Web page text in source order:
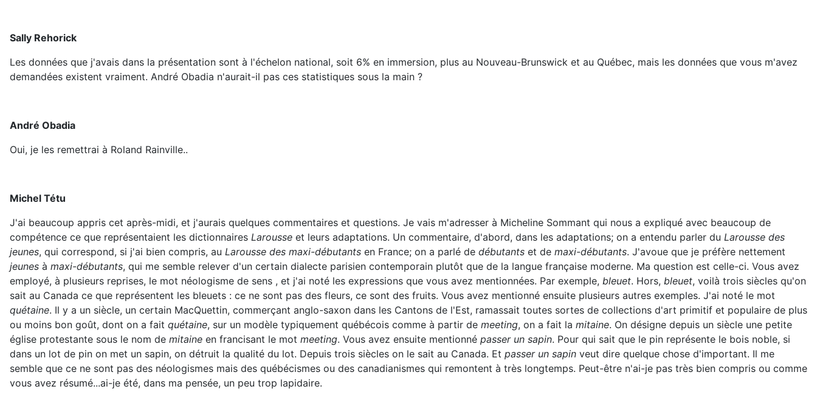
Sally Rehorick
Les données que j'avais dans la présentation sont à l'échelon national, soit 6% en immersion, plus au Nouveau-Brunswick et au Québec, mais les données que vous m'avez
demandées existent vraiment. André Obadia n'aurait-il pas ces statistiques sous la main ?
André Obadia
Oui, je les remettrai à Roland Rainville..
Michel Tétu
J'ai beaucoup appris cet après-midi, et j'aurais quelques commentaires et questions. Je vais m'adresser à Micheline Sommant qui nous a expliqué avec beaucoup de
compétence ce que représentaient les dictionnaires Larousse et leurs adaptations. Un commentaire, d'abord, dans les adaptations; on a entendu parler du Larousse des
jeunes, qui correspond, si j'ai bien compris, au Larousse des maxi-débutants en France; on a parlé de débutants et de maxi-débutants. J'avoue que je préfère nettement
jeunes à maxi-débutants, qui me semble relever d'un certain dialecte parisien contemporain plutôt que de la langue française moderne. Ma question est celle-ci. Vous avez
employé, à plusieurs reprises, le mot néologisme de sens , et j'ai noté les expressions que vous avez mentionnées. Par exemple, bleuet. Hors, bleuet, voilà trois siècles qu'on
sait au Canada ce que représentent les bleuets : ce ne sont pas des fleurs, ce sont des fruits. Vous avez mentionné ensuite plusieurs autres exemples. J'ai noté le mot
quétaine. Il y a un siècle, un certain MacQuettin, commerçant anglo-saxon dans les Cantons de l'Est, ramassait toutes sortes de collections d'art primitif et populaire de plus
ou moins bon goût, dont on a fait quétaine, sur un modèle typiquement québécois comme à partir de meeting, on a fait la mitaine. On désigne depuis un siècle une petite
église protestante sous le nom de mitaine en francisant le mot meeting. Vous avez ensuite mentionné passer un sapin. Pour qui sait que le pin représente le bois noble, si
dans un lot de pin on met un sapin, on détruit la qualité du lot. Depuis trois siècles on le sait au Canada. Et passer un sapin veut dire quelque chose d'important. Il me
semble que ce ne sont pas des néologismes mais des québécismes ou des canadianismes qui remontent à très longtemps. Peut-être n'ai-je pas très bien compris ou comme
vous avez résumé...ai-je été, dans ma pensée, un peu trop lapidaire.